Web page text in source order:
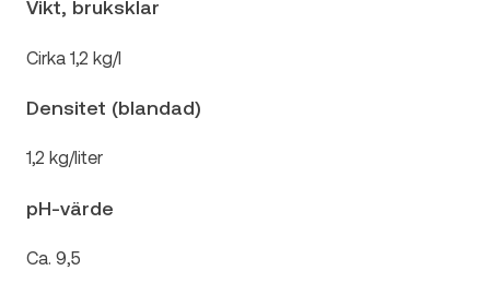
Vikt, bruksklar
Cirka 1,2 kg/l
Densitet (blandad)
1,2 kg/liter
pH-värde
Ca. 9,5